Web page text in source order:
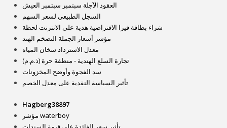
العقود الآجلة سبتمبر سبتمبر العيش
السجل الطبيعي لسعر السهم
شراء بطاقة فيزا الافتراضية هدية على الانترنت لحظة
مؤشر أسعار الجملة التضخم الهند
معدل الاسترداد سخان المياه
تجارة السلع الهندية - منطقة حرة (ذ.م.م)
سد الفجوة وأوضح المخزونات
تأثير السياسة النقدية على معدل الخصم
Hagberg38897
مؤشر waterboy